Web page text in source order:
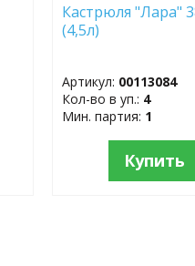
Кастрюля "Лара"
(4,5л)
Артикул: 00113084
Кол-во в уп.: 4
Мин. партия: 1
Купить